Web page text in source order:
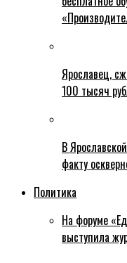
Ярославец,
100 тысяч
В
факту
Политика
На форуме
выступила